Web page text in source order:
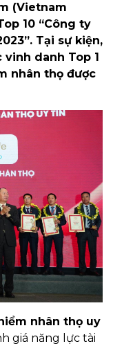
(Vietnam
10 “Công ty
Tại sự kiện,
danh Top 1
nhân thọ được
nhân thọ uy
giá năng lực tài